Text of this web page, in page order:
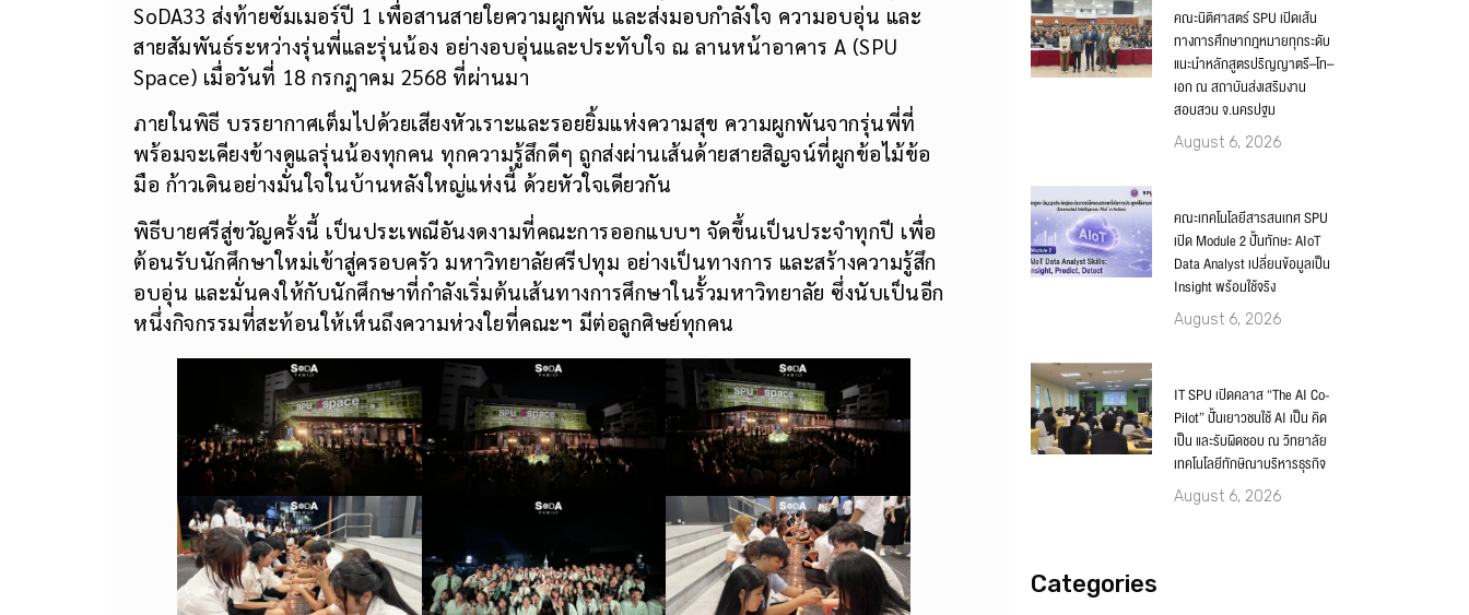
SoDA33 ส่งท้ายซัมเมอร์ปี 1 เพื่อสานสายใยความผูกพัน และส่งมอบกำลังใจ ความอบอุ่น และ
สายสัมพันธ์ระหว่างรุ่นพี่และรุ่นน้อง อย่างอบอุ่นและประทับใจ ณ ลานหน้าอาคาร A (SPU
Space) เมื่อวันที่ 18 กรกฎาคม 2568 ที่ผ่านมา
ภายในพิธี บรรยากาศเต็มไปด้วยเสียงหัวเราะและรอยยิ้มแห่งความสุข ความผูกพันจากรุ่นพี่ที่
พร้อมจะเคียงข้างดูแลรุ่นน้องทุกคน ทุกความรู้สึกดีๆ ถูกส่งผ่านเส้นด้ายสายสิญจน์ที่ผูกข้อไม้ข้อ
มือ ก้าวเดินอย่างมั่นใจในบ้านหลังใหญ่แห่งนี้ ด้วยหัวใจเดียวกัน
พิธีบายศรีสู่ขวัญครั้งนี้ เป็นประเพณีอันงดงามที่คณะการออกแบบฯ จัดขึ้นเป็นประจำทุกปี เพื่อ
ต้อนรับนักศึกษาใหม่เข้าสู่ครอบครัว มหาวิทยาลัยศรีปทุม อย่างเป็นทางการ และสร้างความรู้สึก
อบอุ่น และมั่นคงให้กับนักศึกษาที่กำลังเริ่มต้นเส้นทางการศึกษาในรั้วมหาวิทยาลัย ซึ่งนับเป็นอีก
หนึ่งกิจกรรมที่สะท้อนให้เห็นถึงความห่วงใยที่คณะฯ มีต่อลูกศิษย์ทุกคน
คณะนิติศาสตร์ SPU เปิดเส้น
ทางการศึกษากฎหมายทุกระดับ
แนะนำหลักสูตรปริญญาตรี–โท–
เอก ณ สถาบันส่งเสริมงาน
สอบสวน จ.นครปฐม
August 6, 2026
คณะเทคโนโลยีสารสนเทศ SPU
เปิด Module 2 ปั้นทักษะ AIoT
Data Analyst เปลี่ยนข้อมูลเป็น
Insight พร้อมใช้จริง
August 6, 2026
IT SPU เปิดคลาส “The AI Co-
Pilot” ปั้นเยาวชนใช้ AI เป็น คิด
เป็น และรับผิดชอบ ณ วิทยาลัย
เทคโนโลยีทักษิณาบริหารธุรกิจ
August 6, 2026
Categories